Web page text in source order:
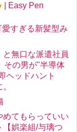
| Easy Pen
すぎる新髪型み
と無口な派遣社員
その男が"半導体
ヘッドハント
めてもらっていい
娯楽組/与璃つ